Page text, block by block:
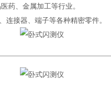
药、金属加工等行业。
接器、端子等各种精密零件。